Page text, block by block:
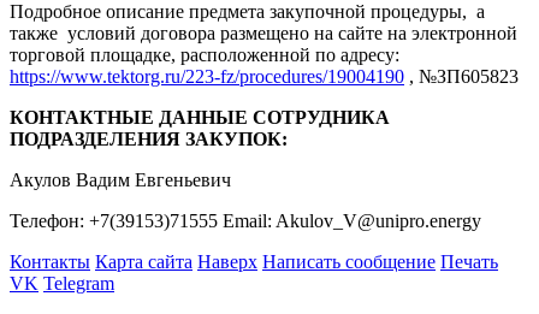
Подробное описание предмета закупочной процедуры, а
также условий договора размещено на сайте на электронной
торговой площадке, расположенной по адресу:
https://www.tektorg.ru/223-fz/procedures/19004190 , №ЗП605823
КОНТАКТНЫЕ ДАННЫЕ СОТРУДНИКА
ПОДРАЗДЕЛЕНИЯ ЗАКУПОК:
Акулов Вадим Евгеньевич
Телефон: +7(39153)71555 Email: Akulov_V@unipro.energy
Контакты Карта сайта Наверх Написать сообщение Печать
VK Telegram